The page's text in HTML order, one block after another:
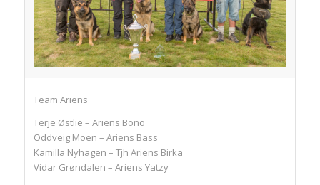
Team Ariens
Terje Østlie – Ariens Bono
Oddveig Moen – Ariens Bass
Kamilla Nyhagen – Tjh Ariens Birka
Vidar Grøndalen – Ariens Yatzy